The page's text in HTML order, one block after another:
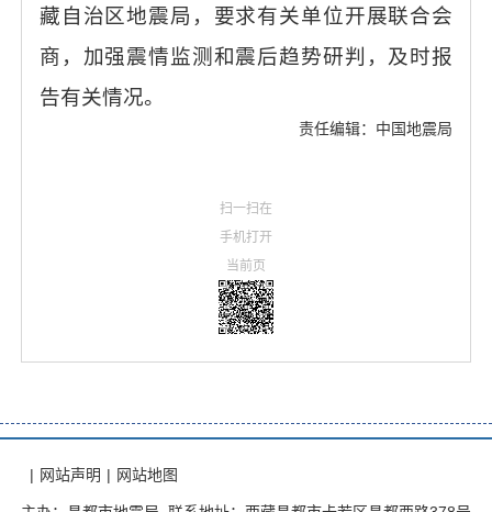
藏自治区地震局，要求有关单位开展联合会
商，加强震情监测和震后趋势研判，及时报
告有关情况。
责任编辑：中国地震局
扫一扫在
手机打开
当前页
| 网站声明 | 网站地图